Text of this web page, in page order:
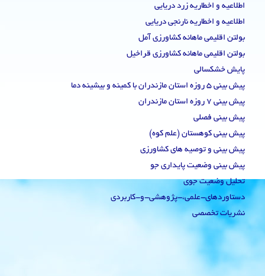
اطلاعیه و اخطاریه زرد دریایی
اطلاعیه و اخطاریه نارنجی دریایی
بولتن اقلیمی ماهانه کشاورزی آمل
بولتن اقلیمی ماهانه کشاورزی قراخیل
پایش خشکسالی
پیش بینی 5 روزه استان مازندران با کمینه و بیشینه دما
پیش بینی 7 روزه استان مازندران
پیش بینی فصلی
پیش بینی کوهستان (علم کوه)
پیش بینی و توصیه های کشاورزی
پیش بینی وضعیت پایداری جو
تحلیل وضعیت جوی
دستاوردهای-علمی،-پژوهشی-و-کاربردی
نشریات تخصصی